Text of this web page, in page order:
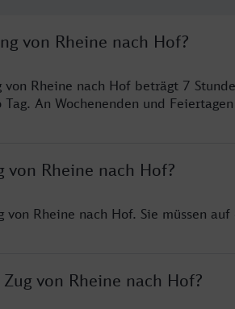
von Rheine nach Hof?
Rheine nach Hof beträgt 7
An Wochenenden und
Rheine nach Hof?
Rheine nach Hof. Sie müssen auf
von Rheine nach Hof?